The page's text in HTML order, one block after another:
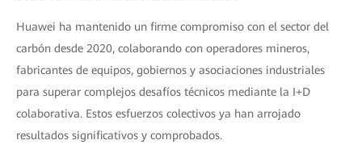
Huawei ha mantenido un firme compromiso con el sector del
carbón desde 2020, colaborando con operadores mineros,
fabricantes de equipos, gobiernos y asociaciones industriales
para superar complejos desafíos técnicos mediante la I+D
colaborativa. Estos esfuerzos colectivos ya han arrojado
resultados significativos y comprobados.